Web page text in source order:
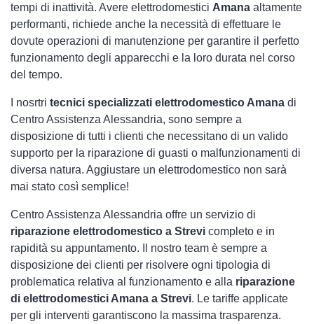
tempi di inattività. Avere elettrodomestici Amana altamente
performanti, richiede anche la necessità di effettuare le
dovute operazioni di manutenzione per garantire il perfetto
funzionamento degli apparecchi e la loro durata nel corso
del tempo.
I nosrtri tecnici specializzati elettrodomestico Amana di
Centro Assistenza Alessandria, sono sempre a
disposizione di tutti i clienti che necessitano di un valido
supporto per la riparazione di guasti o malfunzionamenti di
diversa natura. Aggiustare un elettrodomestico non sarà
mai stato così semplice!
Centro Assistenza Alessandria offre un servizio di
riparazione elettrodomestico a Strevi completo e in
rapidità su appuntamento. Il nostro team è sempre a
disposizione dei clienti per risolvere ogni tipologia di
problematica relativa al funzionamento e alla riparazione
di elettrodomestici Amana a Strevi. Le tariffe applicate
per gli interventi garantiscono la massima trasparenza.